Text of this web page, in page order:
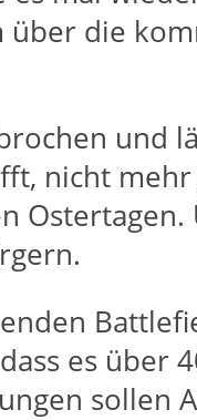
über die
und
nicht
es über
sollen